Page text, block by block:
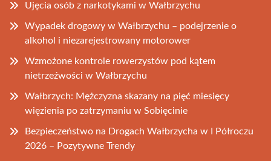
Ujęcia osób z narkotykami w Wałbrzychu
Wypadek drogowy w Wałbrzychu – podejrzenie o
alkohol i niezarejestrowany motorower
Wzmożone kontrole rowerzystów pod kątem
nietrzeźwości w Wałbrzychu
Wałbrzych: Mężczyzna skazany na pięć miesięcy
więzienia po zatrzymaniu w Sobięcinie
Bezpieczeństwo na Drogach Wałbrzycha w I Półroczu
2026 – Pozytywne Trendy